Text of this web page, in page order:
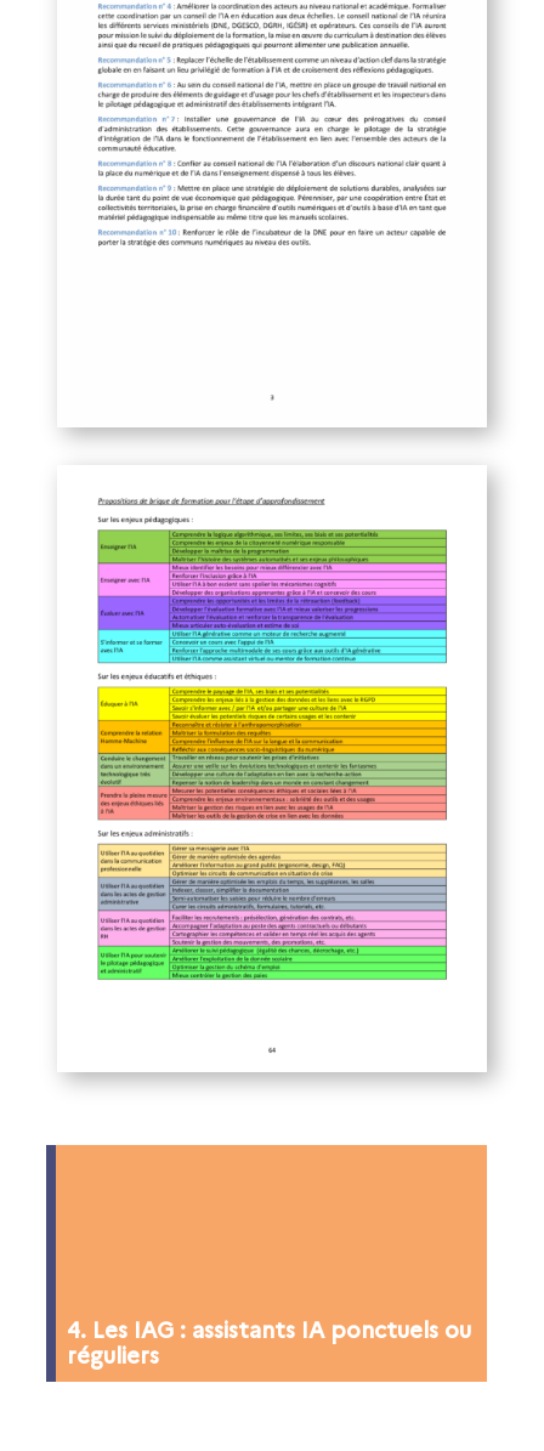
4. Les IAG : assistants IA ponctuels ou
réguliers